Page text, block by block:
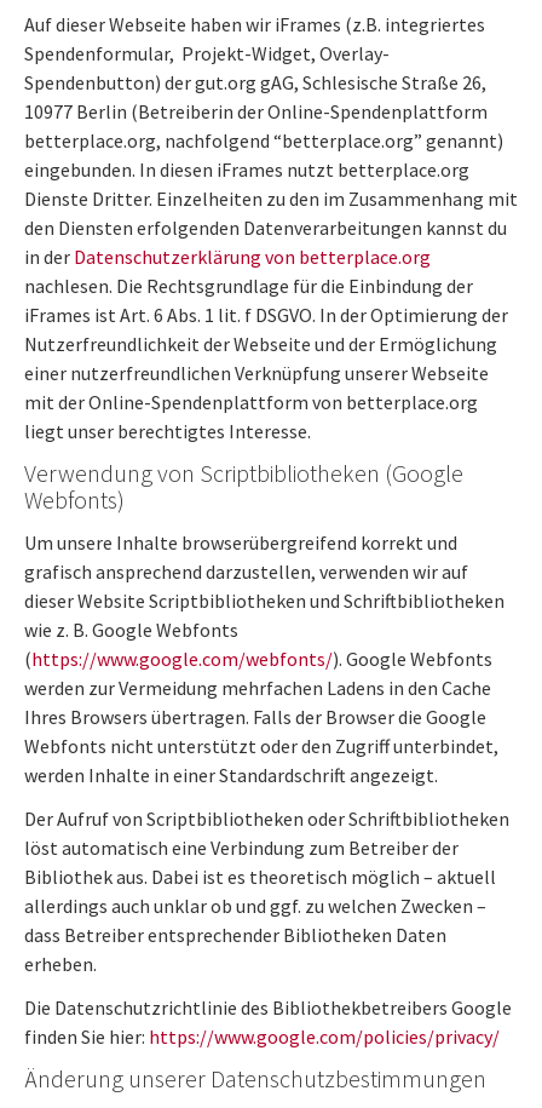
Auf dieser Webseite haben wir iFrames (z.B. integriertes
Spendenformular, Projekt-Widget, Overlay-
Spendenbutton) der gut.org gAG, Schlesische Straße 26,
10977 Berlin (Betreiberin der Online-Spendenplattform
betterplace.org, nachfolgend “betterplace.org” genannt)
eingebunden. In diesen iFrames nutzt betterplace.org
Dienste Dritter. Einzelheiten zu den im Zusammenhang mit
den Diensten erfolgenden Datenverarbeitungen kannst du
in der Datenschutzerklärung von betterplace.org
nachlesen. Die Rechtsgrundlage für die Einbindung der
iFrames ist Art. 6 Abs. 1 lit. f DSGVO. In der Optimierung der
Nutzerfreundlichkeit der Webseite und der Ermöglichung
einer nutzerfreundlichen Verknüpfung unserer Webseite
mit der Online-Spendenplattform von betterplace.org
liegt unser berechtigtes Interesse.
Verwendung von Scriptbibliotheken (Google
Webfonts)
Um unsere Inhalte browserübergreifend korrekt und
grafisch ansprechend darzustellen, verwenden wir auf
dieser Website Scriptbibliotheken und Schriftbibliotheken
wie z. B. Google Webfonts
(https://www.google.com/webfonts/). Google Webfonts
werden zur Vermeidung mehrfachen Ladens in den Cache
Ihres Browsers übertragen. Falls der Browser die Google
Webfonts nicht unterstützt oder den Zugriff unterbindet,
werden Inhalte in einer Standardschrift angezeigt.
Der Aufruf von Scriptbibliotheken oder Schriftbibliotheken
löst automatisch eine Verbindung zum Betreiber der
Bibliothek aus. Dabei ist es theoretisch möglich – aktuell
allerdings auch unklar ob und ggf. zu welchen Zwecken –
dass Betreiber entsprechender Bibliotheken Daten
erheben.
Die Datenschutzrichtlinie des Bibliothekbetreibers Google
finden Sie hier: https://www.google.com/policies/privacy/
Änderung unserer Datenschutzbestimmungen